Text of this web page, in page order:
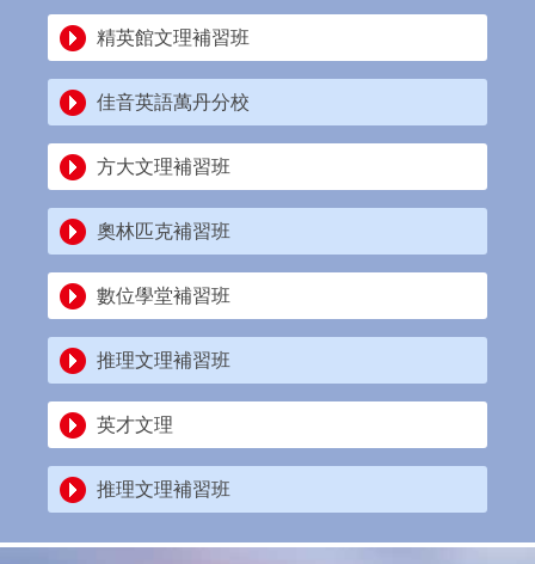
精英館文理補習班
佳音英語萬丹分校
方大文理補習班
奧林匹克補習班
數位學堂補習班
推理文理補習班
英才文理
推理文理補習班